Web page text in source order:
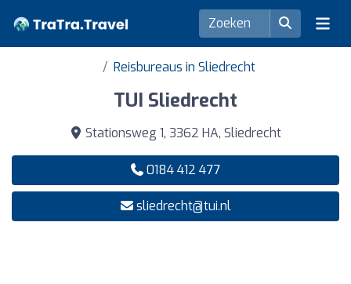
Reisbureaus in Sliedrecht
TUI Sliedrecht
Stationsweg 1, 3362 HA, Sliedrecht
0184 412 477
sliedrecht@tui.nl